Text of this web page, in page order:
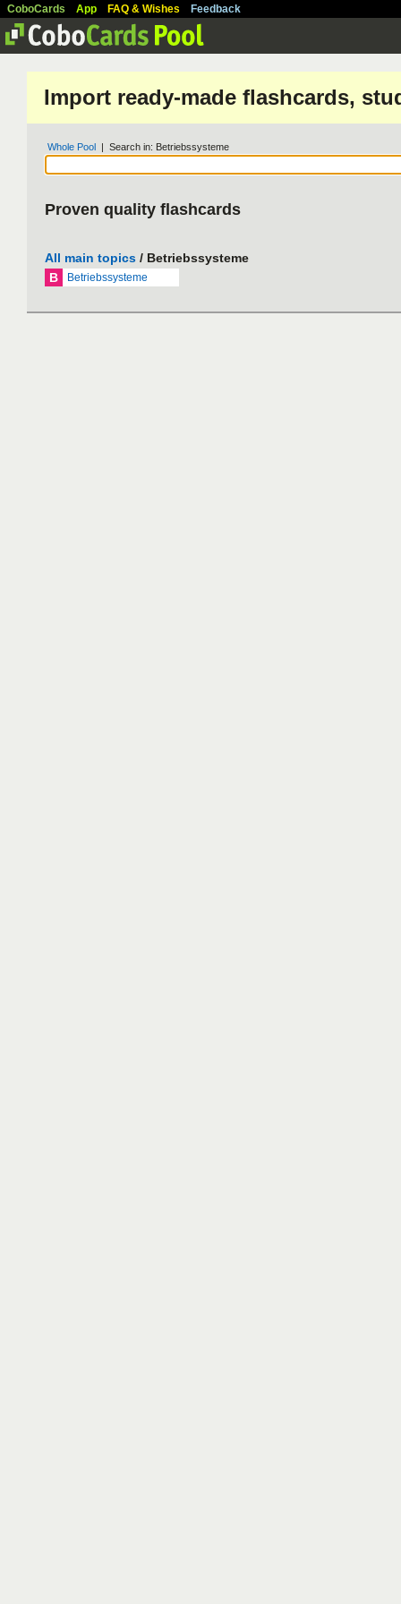
CoboCards App FAQ & Wishes Feedback
Import ready-made flashcards,
Whole Pool | Search in: Betriebssysteme
Proven quality flashcards
All main topics / Betriebssysteme
B
Betriebssysteme